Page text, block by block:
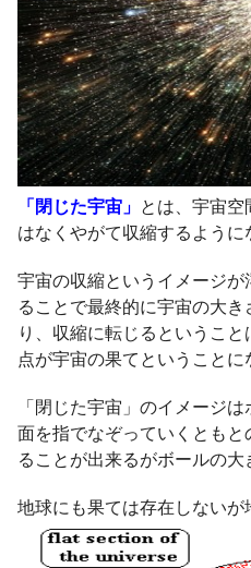
「閉じた宇宙」 とは、宇宙
はなくやがて収縮するよう
宇宙の収縮というイメージ
ることで最終的に宇宙の大
り、収縮に転じるというこ
点が宇宙の果てということに
「閉じた宇宙」のイメージ
面を指でなぞっていくとも
ることが出来るがボールの
地球にも果ては存在しない